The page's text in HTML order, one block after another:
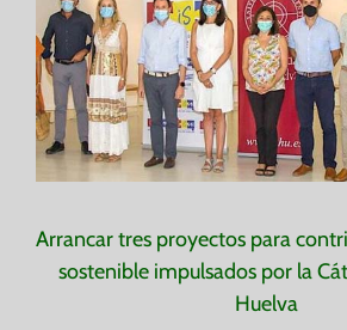
Arrancar tres proyectos para
sostenible impulsados por la
Huelva